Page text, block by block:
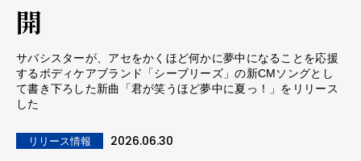
開
サバシスターが、アセをかくほど何かに夢中になることを応援
するボディケアブランド「シーブリーズ」の新CMソングとし
て書き下ろした新曲「君が笑うほど夢中に夏っ！」をリリース
した
リリース情報 2026.06.30